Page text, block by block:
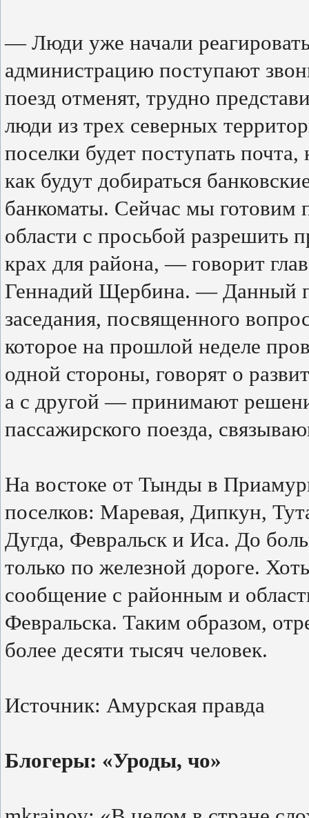
— Люди уже начали
администрацию поступают
поезд отменят, трудно
люди из трех северных
поселки будет поступать
как будут добираться
банкоматы. Сейчас мы готовим
области с просьбой разрешить
крах для района, — говорит
Геннадий Щербина. — Данный
заседания, посвященного
которое на прошлой неделе
одной стороны, говорят о
а с другой — принимают
пассажирского поезда,
На востоке от Тынды в
поселков: Маревая, Дипкун,
Дугда, Февральск и Иса. До
только по железной дороге.
сообщение с районным и
Февральска. Таким образом,
более десяти тысяч человек.
Источник: Амурская правда
Блогеры: «Уроды, чо»